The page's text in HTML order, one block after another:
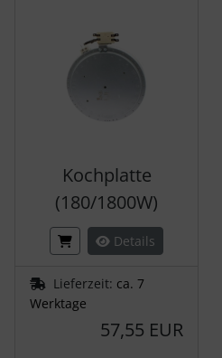
Kochplatte
(180/1800W)
Details
Lieferzeit: ca. 7
Werktage
57,55 EUR